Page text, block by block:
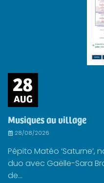
28
AUG
Musiques au village
28/08/2026
Pépito Matéo ‘Saturne’,
duo avec Gaëlle-Sara
de...